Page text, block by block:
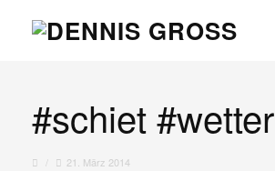
#schiet #wetter
21. März 2014